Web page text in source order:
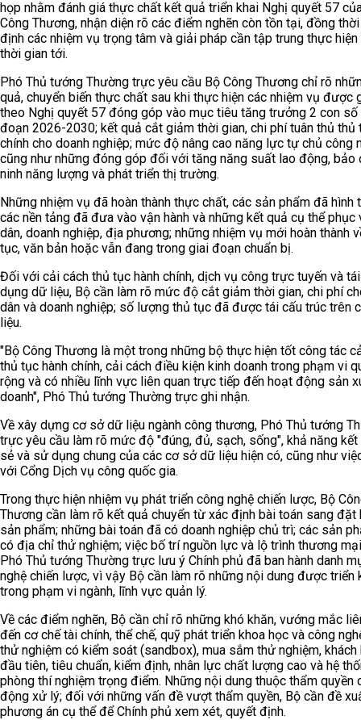
họp nhằm đánh giá thực chất kết quả triển khai Nghị quyết 57
Công Thương, nhận diện rõ các điểm nghẽn còn tồn tại, đồng
định các nhiệm vụ trọng tâm và giải pháp cần tập trung thực
thời gian tới.
Phó Thủ tướng Thường trực yêu cầu Bộ Công Thương chỉ rõ
quả, chuyển biến thực chất sau khi thực hiện các nhiệm vụ được
theo Nghị quyết 57 đóng góp vào mục tiêu tăng trưởng 2 con số
đoạn 2026-2030; kết quả cắt giảm thời gian, chi phí tuân thủ thủ
chính cho doanh nghiệp; mức độ nâng cao năng lực tự chủ công
cũng như những đóng góp đối với tăng năng suất lao động, bảo
ninh năng lượng và phát triển thị trường.
Những nhiệm vụ đã hoàn thành thực chất, các sản phẩm đã hình
các nền tảng đã đưa vào vận hành và những kết quả cụ thể phục
dân, doanh nghiệp, địa phương; những nhiệm vụ mới hoàn thành
tục, văn bản hoặc vẫn đang trong giai đoạn chuẩn bị.
Đối với cải cách thủ tục hành chính, dịch vụ công trực tuyến và
dụng dữ liệu, Bộ cần làm rõ mức độ cắt giảm thời gian, chi phí
dân và doanh nghiệp; số lượng thủ tục đã được tái cấu trúc trên
liệu.
"Bộ Công Thương là một trong những bộ thực hiện tốt công tác
thủ tục hành chính, cải cách điều kiện kinh doanh trong phạm vi
rộng và có nhiều lĩnh vực liên quan trực tiếp đến hoạt động sản
doanh", Phó Thủ tướng Thường trực ghi nhận.
Về xây dựng cơ sở dữ liệu ngành công thương, Phó Thủ tướng
trực yêu cầu làm rõ mức độ "đúng, đủ, sạch, sống", khả năng kết
sẻ và sử dụng chung của các cơ sở dữ liệu hiện có, cũng như
với Cổng Dịch vụ công quốc gia.
Trong thực hiện nhiệm vụ phát triển công nghệ chiến lược, Bộ
Thương cần làm rõ kết quả chuyển từ xác định bài toán sang đặt
sản phẩm; những bài toán đã có doanh nghiệp chủ trì; các sản
có địa chỉ thử nghiệm; việc bố trí nguồn lực và lộ trình thương
Phó Thủ tướng Thường trực lưu ý Chính phủ đã ban hành danh
nghệ chiến lược, vì vậy Bộ cần làm rõ những nội dung được triển
trong phạm vi ngành, lĩnh vực quản lý.
Về các điểm nghẽn, Bộ cần chỉ rõ những khó khăn, vướng mắc
đến cơ chế tài chính, thể chế, quỹ phát triển khoa học và công
thử nghiệm có kiểm soát (sandbox), mua sắm thử nghiệm, khách
đầu tiên, tiêu chuẩn, kiểm định, nhân lực chất lượng cao và hệ
phòng thí nghiệm trọng điểm. Những nội dung thuộc thẩm quyền
động xử lý; đối với những vấn đề vượt thẩm quyền, Bộ cần đề
phương án cụ thể để Chính phủ xem xét, quyết định.